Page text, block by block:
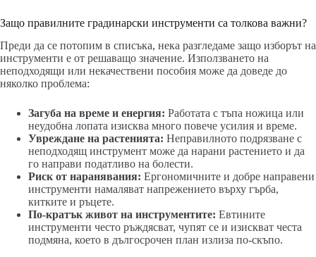
Защо правилните градинарски инструменти са толкова важни?
Преди да се потопим в списъка, нека разгледаме защо изборът на
инструменти е от решаващо значение. Използването на
неподходящи или некачествени пособия може да доведе до
няколко проблема:
Загуба на време и енергия: Работата с тъпа ножица или
неудобна лопата изисква много повече усилия и време.
Увреждане на растенията: Неправилното подрязване с
неподходящ инструмент може да нарани растението и да
го направи податливо на болести.
Риск от наранявания: Ергономичните и добре направени
инструменти намаляват напрежението върху гърба,
китките и ръцете.
По-кратък живот на инструментите: Евтините
инструменти често ръждясват, чупят се и изискват честа
подмяна, което в дългосрочен план излиза по-скъпо.